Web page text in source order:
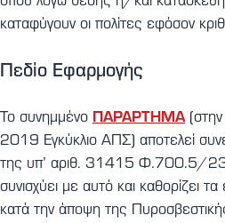
καταφύγουν οι πολίτες εφόσον
Πεδίο Εφαρμογής
Το συνημμένο ΠΑΡΑΡΤΗΜΑ
2019 Εγκύκλιο ΑΠΣ) αποτελεί
της υπ’ αριθ. 31415 Φ.700.5/
συνισχύει με αυτό και καθορίζει
κατά την άποψη της